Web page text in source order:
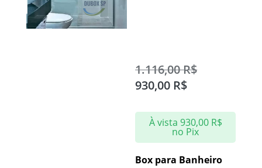
1.116,00R$
930,00 R$
À vista 930,00 R$
no Pix
Box para Banheiro